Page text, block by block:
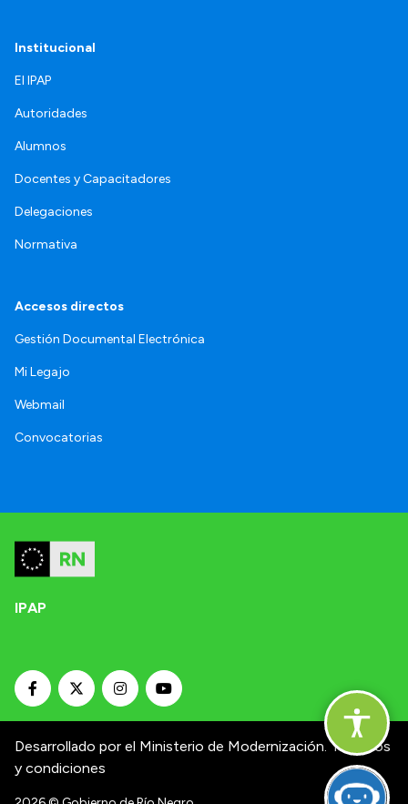
Institucional
El IPAP
Autoridades
Alumnos
Docentes y Capacitadores
Delegaciones
Normativa
Accesos directos
Gestión Documental Electrónica
Mi Legajo
Webmail
Convocatorias
IPAP
Desarrollado por el Ministerio de Modernización. Términos
y condiciones